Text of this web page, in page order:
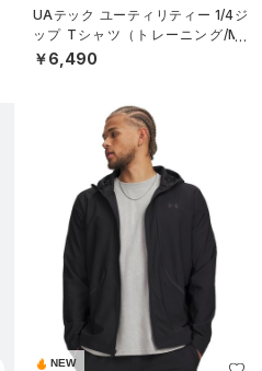
UAテック ユーティリティー 1/4ジ
ップ Tシャツ（トレーニング/ME
N）
￥6,490
NEW